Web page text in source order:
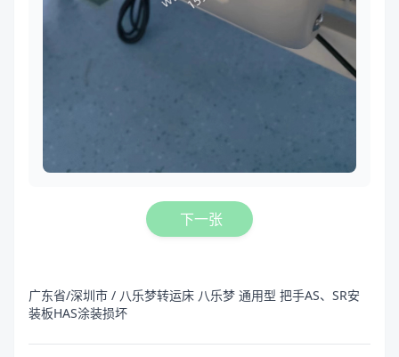
下一张
广东省/深圳市 / 八乐梦转运床 八乐梦 通用型 把手AS、SR安
装板HAS涂装损坏